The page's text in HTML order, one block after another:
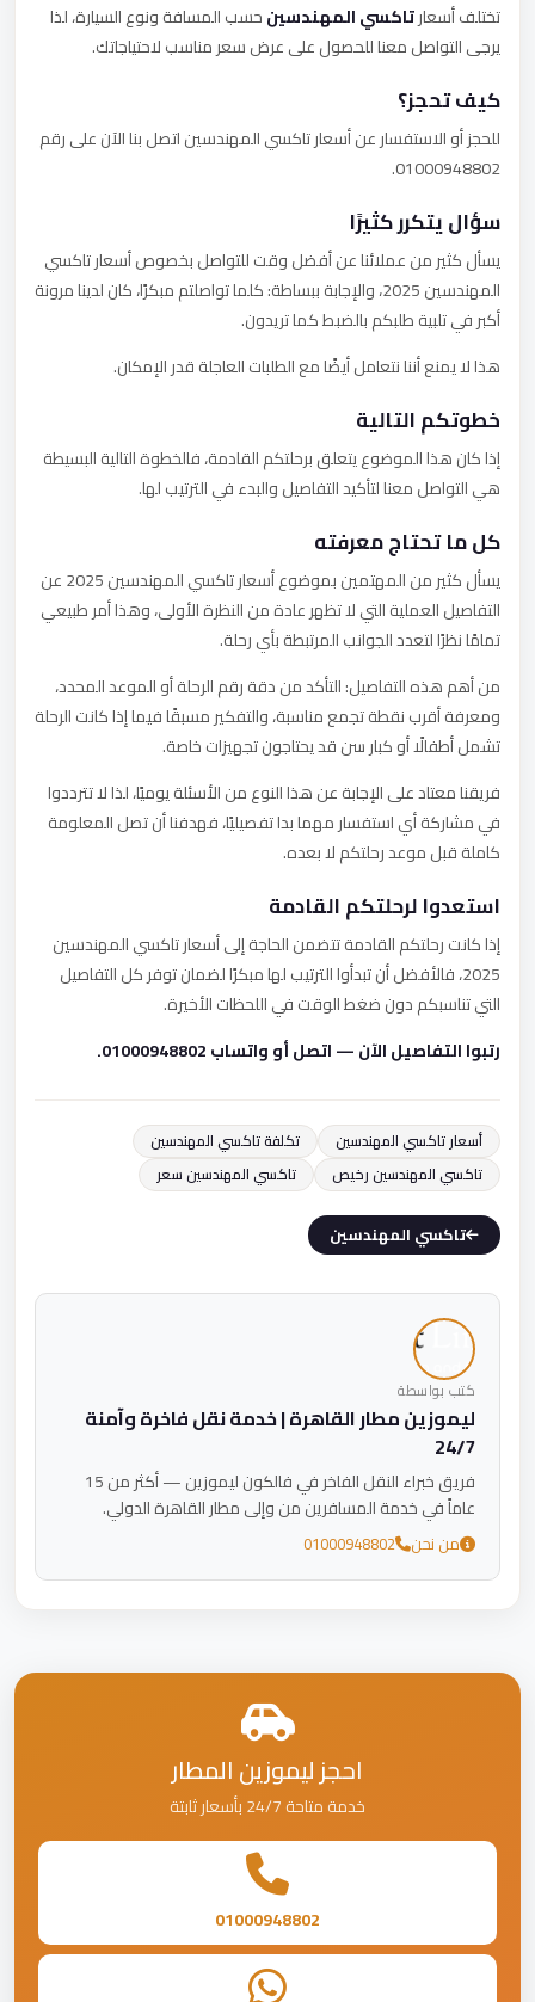
تختلف أسعارتاكسي المهندسينحسب المسافة ونوع السيارة، لذا
يرجى التواصل معنا للحصول على عرض سعر مناسب لاحتياجاتك.
كيف تحجز؟
للحجز أو الاستفسار عن أسعار تاكسي المهندسين اتصل بنا الآن على رقم
01000948802.
سؤال يتكرر كثيرًا
يسأل كثير من عملائنا عن أفضل وقت للتواصل بخصوص أسعار تاكسي
المهندسين 2025، والإجابة ببساطة: كلما تواصلتم مبكرًا، كان لدينا مرونة
أكبر في تلبية طلبكم بالضبط كما تريدون.
هذا لا يمنع أننا نتعامل أيضًا مع الطلبات العاجلة قدر الإمكان.
خطوتكم التالية
إذا كان هذا الموضوع يتعلق برحلتكم القادمة، فالخطوة التالية البسيطة
هي التواصل معنا لتأكيد التفاصيل والبدء في الترتيب لها.
كل ما تحتاج معرفته
يسأل كثير من المهتمين بموضوع أسعار تاكسي المهندسين 2025 عن
التفاصيل العملية التي لا تظهر عادة من النظرة الأولى، وهذا أمر طبيعي
تمامًا نظرًا لتعدد الجوانب المرتبطة بأي رحلة.
من أهم هذه التفاصيل: التأكد من دقة رقم الرحلة أو الموعد المحدد،
ومعرفة أقرب نقطة تجمع مناسبة، والتفكير مسبقًا فيما إذا كانت الرحلة
تشمل أطفالًا أو كبار سن قد يحتاجون تجهيزات خاصة.
فريقنا معتاد على الإجابة عن هذا النوع من الأسئلة يوميًا، لذا لا تترددوا
في مشاركة أي استفسار مهما بدا تفصيليًا، فهدفنا أن تصل المعلومة
كاملة قبل موعد رحلتكم لا بعده.
استعدوا لرحلتكم القادمة
إذا كانت رحلتكم القادمة تتضمن الحاجة إلى أسعار تاكسي المهندسين
2025، فالأفضل أن تبدأوا الترتيب لها مبكرًا لضمان توفر كل التفاصيل
التي تناسبكم دون ضغط الوقت في اللحظات الأخيرة.
رتبوا التفاصيل الآن — اتصل أو واتساب 01000948802.
أسعار تاكسي المهندسين
تكلفة تاكسي المهندسين
تاكسي المهندسين رخيص
تاكسي المهندسين سعر
تاكسي المهندسين
كتب بواسطة
ليموزين مطار القاهرة | خدمة نقل فاخرة وآمنة
24/7
فريق خبراء النقل الفاخر في فالكون ليموزين — أكثر من 15
عاماً في خدمة المسافرين من وإلى مطار القاهرة الدولي.
من نحن 01000948802
احجز ليموزين المطار
خدمة متاحة 24/7 بأسعار ثابتة
01000948802